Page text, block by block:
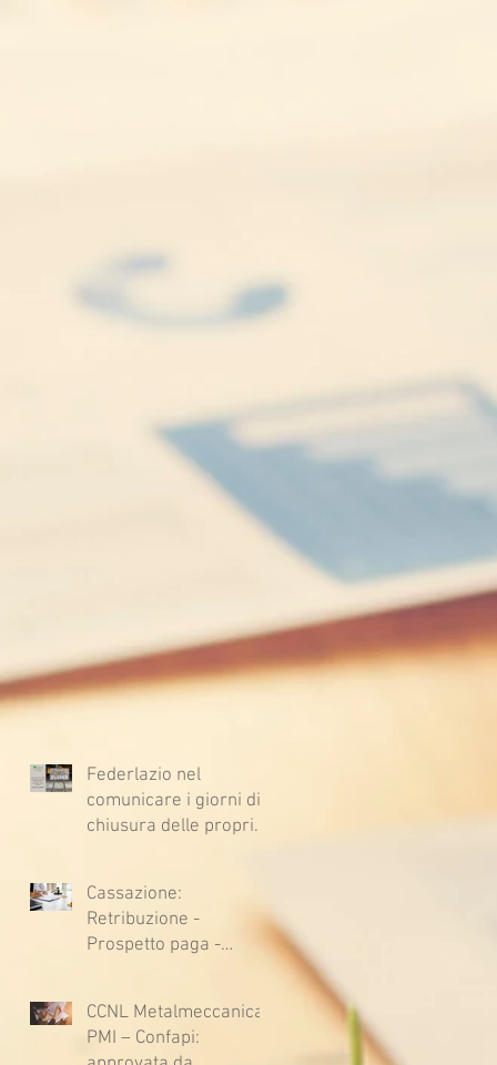
Federlazio nel
comunicare i giorni di
chiusura delle proprie
Cassazione:
Retribuzione -
Prospetto paga -
sfavore del datore di
lavoro - Prova legale -
CCNL Metalmeccanica
PMI – Confapi: